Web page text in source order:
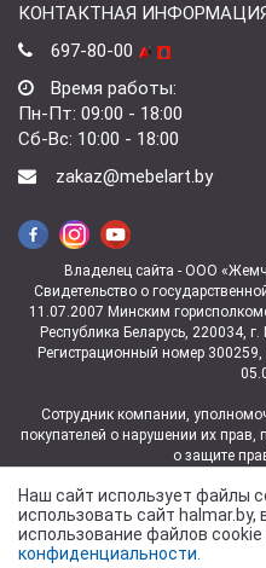
Наш сайт использует файлы
использовать сайт halmar.by,
использование файлов cookie
конфиденциальности.
КОНТАКТНАЯ
697-80-00
Время работы:
Пн-Пт: 09:00 - 18:00
Сб-Вс: 10:00 - 18:00
zakaz@mebelart.by
Владелец сайта - ООО
Свидетельство о
11.07.2007 Минским
Республика Беларусь, 220034,
Регистрационный номер
Сотрудник компании,
покупателей о нарушении их прав,
о защите
Владимировна
Контакты отдела торговли и услуг
г. Минска для рассмотрения
373-74-56,